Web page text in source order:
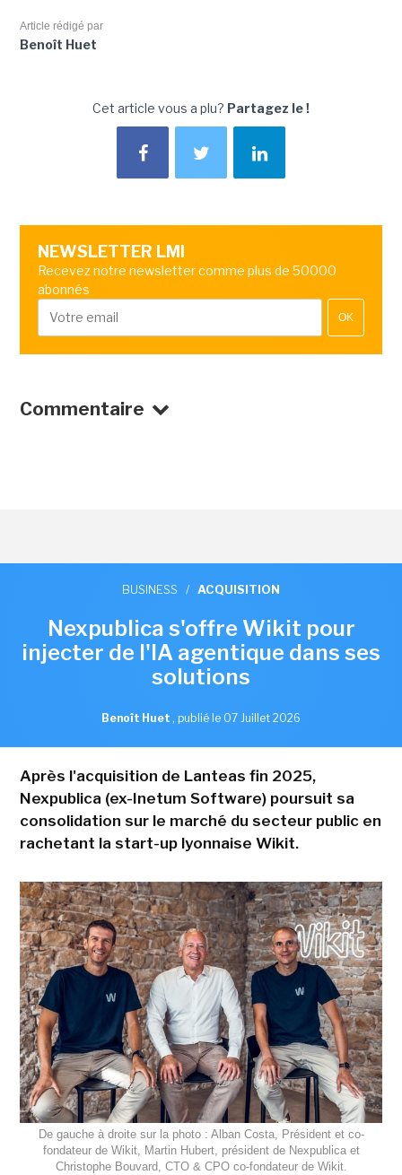
Article rédigé par
Benoît Huet
Cet article vous a plu? Partagez le !
NEWSLETTER LMI
Recevez notre newsletter comme plus de 50000
abonnés
OK
Commentaire
BUSINESS / ACQUISITION
Nexpublica s'offre Wikit pour
injecter de l'IA agentique dans ses
solutions
Benoît Huet , publié le 07 Juillet 2026
Après l'acquisition de Lanteas fin 2025,
Nexpublica (ex-Inetum Software) poursuit sa
consolidation sur le marché du secteur public en
rachetant la start-up lyonnaise Wikit.
De gauche à droite sur la photo : Alban Costa, Président et co-
fondateur de Wikit, Martin Hubert, président de Nexpublica et
Christophe Bouvard, CTO & CPO co-fondateur de Wikit.